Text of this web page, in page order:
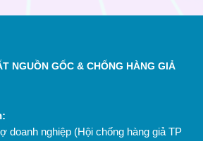
NGUỒN GỐC & CHỐNG HÀNG GIẢ
doanh nghiệp (Hội chống hàng giả TP